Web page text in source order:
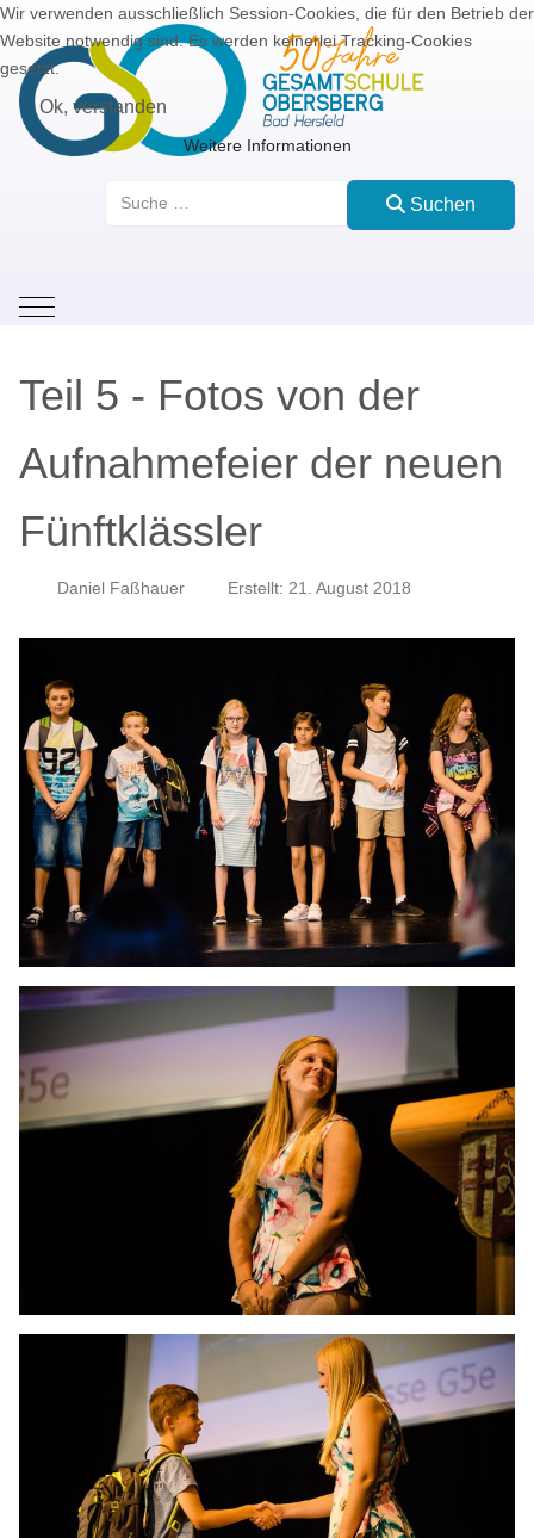
Suchen
Mobile Menu Toggle
Teil 5 - Fotos von der
Aufnahmefeier der neuen
Fünftklässler
Daniel Faßhauer Erstellt: 21. August 2018
Wir verwenden ausschließlich Session-Cookies, die für den Betrieb der
Website notwendig sind. Es werden keinerlei Tracking-Cookies
gesetzt.
Ok, verstanden
Weitere Informationen